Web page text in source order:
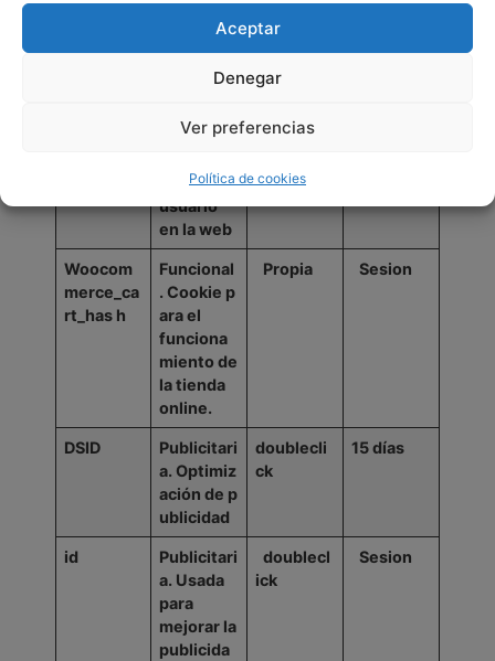
Aceptar
Denegar
Ver preferencias
Política de cookies
Funcional
adorde
usuario
en la web
Propia
Woocom
merce_ca
rt_has h
Funcional
. Cookie p
arael
funciona
miento de
la tienda
online.
Propia Sesion
DSID
Publicitari
a. Optimiz
ación de p
ublicidad
doublecli
ck
15días
id
Publicitari
a. Usada
para
mejorar la
publicida
doublecl
ick
Sesion